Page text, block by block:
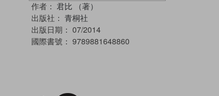
作者： 君比 （著）
出版社： 青桐社
出版日期： 07/2014
國際書號： 9789881648860